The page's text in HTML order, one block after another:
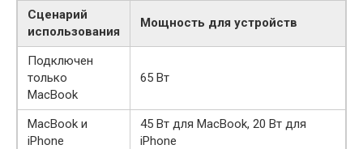
Сценарий
использования
Мощность для устройств
Подключен
только
MacBook
65 Вт
MacBook и
iPhone
45 Вт для MacBook, 20 Вт для
iPhone